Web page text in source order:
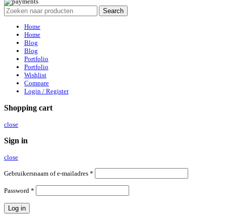
Search
Home
Home
Blog
Blog
Portfolio
Portfolio
Wishlist
Compare
Login / Register
Shopping cart
close
Sign in
close
Gebruikersnaam of e-mailadres *
Password *
Log in